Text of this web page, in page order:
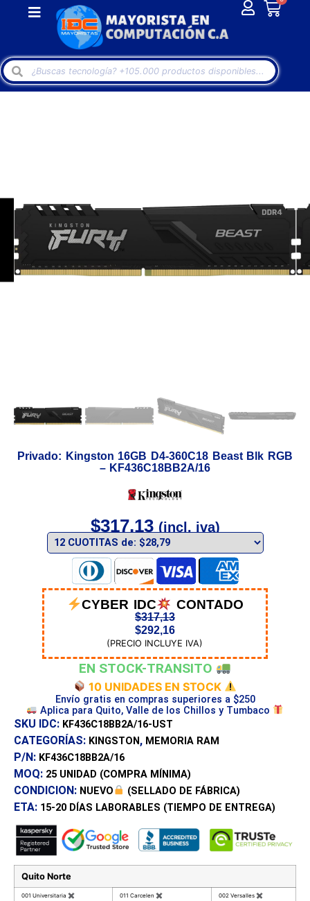
Privado: Kingston 16GB D4-360C18 Beast Blk RGB
– KF436C18BB2A/16
$317,13 (incl. iva)
CYBER IDC CONTADO
$317,13
$292,16
(PRECIO INCLUYE IVA)
EN STOCK-TRANSITO
10 UNIDADES EN STOCK
Envío gratis en compras superiores a $250
Aplica para Quito, Valle de los Chillos y Tumbaco
SKU IDC: KF436C18BB2A/16-UST
CATEGORÍAS: KINGSTON , MEMORIA RAM
P/N: KF436C18BB2A/16
MOQ: 25 UNIDAD (COMPRA MÍNIMA)
CONDICION: NUEVO (SELLADO DE FÁBRICA)
ETA: 15-20 DÍAS LABORABLES (TIEMPO DE ENTREGA)
Quito Norte
001 Universitaria ✖ 011 Carcelen ✖ 002 Versalles ✖